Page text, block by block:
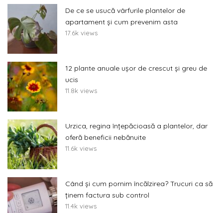
De ce se usucă vârfurile plantelor de
apartament și cum prevenim asta
17.6k views
12 plante anuale ușor de crescut și greu de
ucis
11.8k views
Urzica, regina înțepăcioasă a plantelor, dar
oferă beneficii nebănuite
11.6k views
Când și cum pornim încălzirea? Trucuri ca să
ținem factura sub control
11.4k views